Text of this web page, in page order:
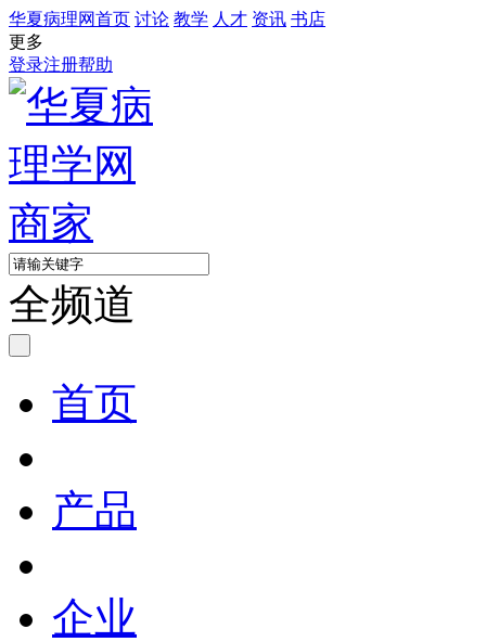
华夏病理网首页 讨论 教学 人才 资讯 书店
更多
登录注册帮助
全频道
首页
产品
企业